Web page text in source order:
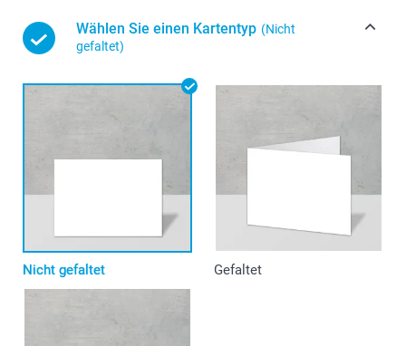
Wählen Sie einen Kartentyp (Nicht
gefaltet)
Nicht gefaltet Gefaltet